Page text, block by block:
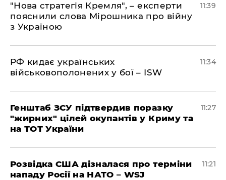
"Нова стратегія Кремля", – експерти
пояснили слова Мірошника про війну
з Україною
11:39
РФ кидає українських
військовополонених у бої – ISW
11:34
Генштаб ЗСУ підтвердив поразку
"жирних" цілей окупантів у Криму та
на ТОТ України
11:27
Розвідка США дізналася про терміни
нападу Росії на НАТО – WSJ
11:21